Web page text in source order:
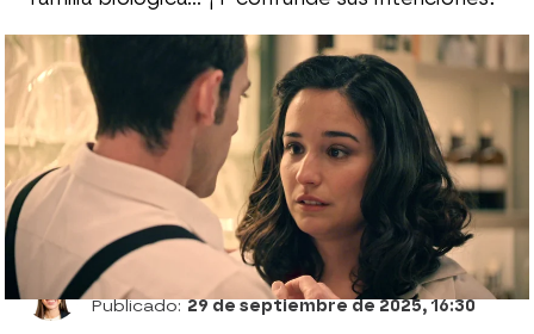
Cristina se desahoga con Claudia: "Luis
me gusta más de lo que creía"
Ana Bermejo Lillo
Publicado:29 de septiembre de 2025, 16:30